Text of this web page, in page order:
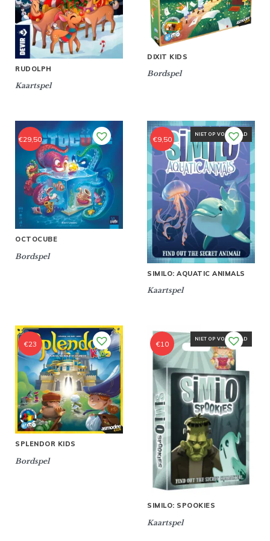
RUDOLPH
Kaartspel
DIXIT KIDS
Bordspel
OCTOCUBE
Bordspel
€29,50
NIET OP VOORRAAD
SIMILO: AQUATIC ANIMALS
Kaartspel
€9,50
SPLENDOR KIDS
Bordspel
€23
NIET OP VOORRAAD
SIMILO: SPOOKIES
Kaartspel
€10